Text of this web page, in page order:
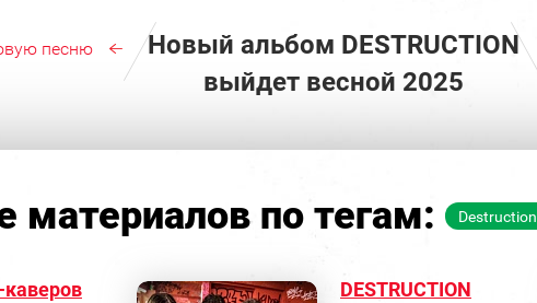
песню
Новый альбом DESTRUCTION
выйдет весной 2025
материалов по тегам: Destruction
DESTRUCTION